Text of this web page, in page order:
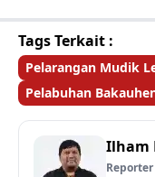
Tags Terkait :
Pelarangan Mudik
Pelabuhan
Ilham
Reporter